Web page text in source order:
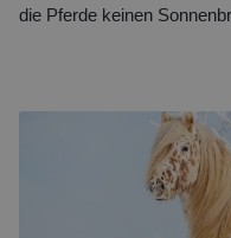
die Pferde keinen